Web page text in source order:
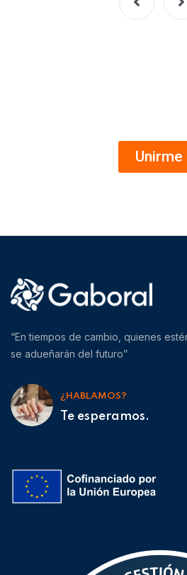
Unirme
“En tiempos de cambio, quienes
se adueñarán del futuro”
¿HABLAMOS?
Te esperamos.